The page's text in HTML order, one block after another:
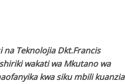
na Teknolojia Dkt.Francis
wakati wa Mkutano wa
kwa siku mbili kuanzia